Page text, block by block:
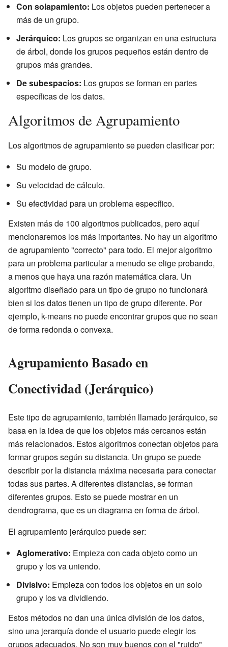
Con solapamiento: Los objetos pueden pertenecer a
más de un grupo.
Jerárquico: Los grupos se organizan en una estructura
de árbol, donde los grupos pequeños están dentro de
grupos más grandes.
De subespacios: Los grupos se forman en partes
específicas de los datos.
Algoritmos de Agrupamiento
Los algoritmos de agrupamiento se pueden clasificar por:
Su modelo de grupo.
Su velocidad de cálculo.
Su efectividad para un problema específico.
Existen más de 100 algoritmos publicados, pero aquí
mencionaremos los más importantes. No hay un algoritmo
de agrupamiento "correcto" para todo. El mejor algoritmo
para un problema particular a menudo se elige probando,
a menos que haya una razón matemática clara. Un
algoritmo diseñado para un tipo de grupo no funcionará
bien si los datos tienen un tipo de grupo diferente. Por
ejemplo, k-means no puede encontrar grupos que no sean
de forma redonda o convexa.
Agrupamiento Basado en
Conectividad (Jerárquico)
Este tipo de agrupamiento, también llamado jerárquico, se
basa en la idea de que los objetos más cercanos están
más relacionados. Estos algoritmos conectan objetos para
formar grupos según su distancia. Un grupo se puede
describir por la distancia máxima necesaria para conectar
todas sus partes. A diferentes distancias, se forman
diferentes grupos. Esto se puede mostrar en un
dendrograma, que es un diagrama en forma de árbol.
El agrupamiento jerárquico puede ser:
Aglomerativo: Empieza con cada objeto como un
grupo y los va uniendo.
Divisivo: Empieza con todos los objetos en un solo
grupo y los va dividiendo.
Estos métodos no dan una única división de los datos,
sino una jerarquía donde el usuario puede elegir los
grupos adecuados. No son muy buenos con el "ruido"